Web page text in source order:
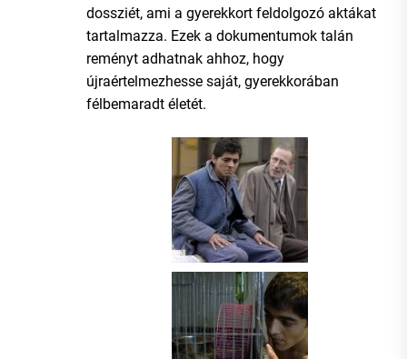
dossziét, ami a gyerekkort feldolgozó aktákat
tartalmazza. Ezek a dokumentumok talán
reményt adhatnak ahhoz, hogy
újraértelmezhesse saját, gyerekkorában
félbemaradt életét.